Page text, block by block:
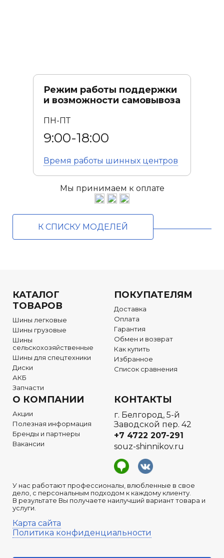
Режим работы поддержки
и возможности самовывоза
ПН-ПТ
9:00-18:00
Время работы шинных центров
Мы принимаем к оплате
К СПИСКУ МОДЕЛЕЙ
КАТАЛОГ
ТОВАРОВ
Шины легковые
Шины грузовые
Шины
сельскохозяйственные
Шины для спецтехники
Диски
АКБ
Запчасти
ПОКУПАТЕЛЯМ
Доставка
Оплата
Гарантия
Обмен и возврат
Как купить
Избранное
Список сравнения
О КОМПАНИИ
Акции
Полезная информация
Бренды и партнеры
Вакансии
У нас работают профессионалы, влюбленные в свое
дело, с персональным подходом к каждому клиенту.
В результате Вы получаете наилучший вариант товара и
услуги.
Карта сайта
Политика конфиденциальности
КОНТАКТЫ
г. Белгород, 5-й
Заводской пер. 42
+7 4722 207-291
souz-shinnikov.ru